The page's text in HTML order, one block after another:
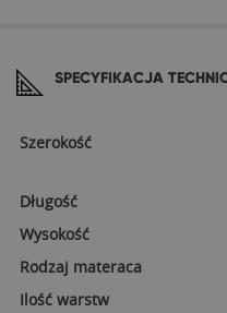
SPECYFIKACJA
Szerokość
Długość
Wysokość
Rodzaj materaca
Ilość warstw